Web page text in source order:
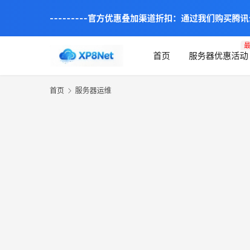
---------官方优惠叠加渠道折扣：通过我们购买腾
首页 服务器优惠活动
首页 服务器运维